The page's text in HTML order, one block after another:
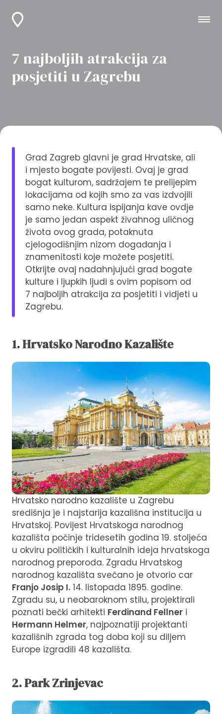
7 najboljih atrakcija za
posjetiti u Zagrebu
Grad Zagreb glavni je grad Hrvatske, ali
i mjesto bogate povijesti. Ovaj je grad
bogat kulturom, sadržajem te prelijepim
lokacijama od kojih smo za vas izdvojili
samo neke. Kultura ispijanja kave ovdje
je samo jedan aspekt živahnog uličnog
života ovog grada, potaknuta
cjelogodišnjim nizom događanja i
znamenitosti koje možete posjetiti.
Otkrijte ovaj nadahnjujući grad bogate
kulture i ljupkih ljudi s ovim popisom od
7 najboljih atrakcija za posjetiti i vidjeti u
Zagrebu.
1. Hrvatsko Narodno Kazalište
Hrvatsko narodno kazalište u Zagrebu
središnja je i najstarija kazališna institucija u
Hrvatskoj. Povijest Hrvatskoga narodnog
kazališta počinje tridesetih godina 19. stoljeća
u okviru političkih i kulturalnih ideja hrvatskoga
narodnog preporoda. Zgradu Hrvatskog
narodnog kazališta svečano je otvorio car
Franjo Josip I. 14. listopada 1895. godine.
Zgradu su, u neobaroknom stilu, projektirali
poznati bečki arhitekti Ferdinand Fellner i
Hermann Helmer, najpoznatiji projektanti
kazališnih zgrada tog doba koji su diljem
Europe izgradili 48 kazališta.
2. Park Zrinjevac